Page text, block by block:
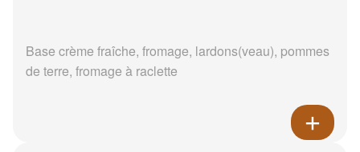
Base crème fraîche, fromage, lardons(veau), pommes
de terre, fromage à raclette